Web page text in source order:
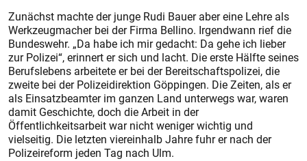
Zunächst machte der junge Rudi Bauer aber eine Lehre als
Werkzeugmacher bei der Firma Bellino. Irgendwann rief die
Bundeswehr. „Da habe ich mir gedacht: Da gehe ich lieber
zur Polizei“, erinnert er sich und lacht. Die erste Hälfte seines
Berufslebens arbeitete er bei der Bereitschaftspolizei, die
zweite bei der Polizeidirektion Göppingen. Die Zeiten, als er
als Einsatzbeamter im ganzen Land unterwegs war, waren
damit Geschichte, doch die Arbeit in der
Öffentlichkeitsarbeit war nicht weniger wichtig und
vielseitig. Die letzten viereinhalb Jahre fuhr er nach der
Polizeireform jeden Tag nach Ulm.